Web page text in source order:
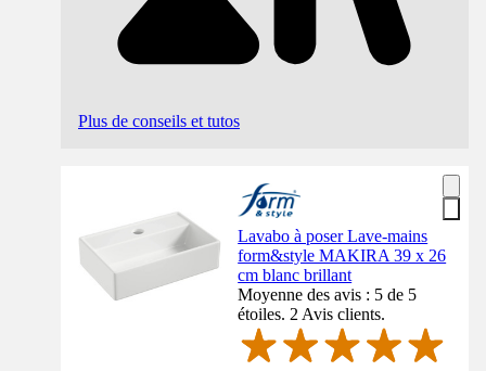
Plus de conseils et tutos
Lavabo à poser Lave-mains
form&style MAKIRA 39 x 26
cm blanc brillant
Moyenne des avis : 5 de 5
étoiles. 2 Avis clients.